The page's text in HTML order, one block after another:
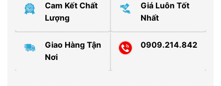
Cam Kết Chất
Lượng
Giá Luôn Tốt
Nhất
Giao Hàng Tận
Nơi
0909.214.842